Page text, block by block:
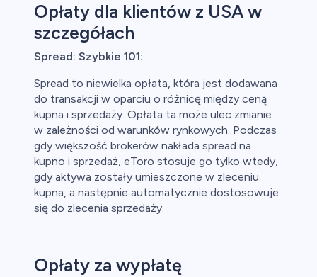
Opłaty dla klientów z USA w
szczegółach
Spread: Szybkie 101:
Spread to niewielka opłata, która jest dodawana
do transakcji w oparciu o różnicę między ceną
kupna i sprzedaży. Opłata ta może ulec zmianie
w zależności od warunków rynkowych. Podczas
gdy większość brokerów nakłada spread na
kupno i sprzedaż, eToro stosuje go tylko wtedy,
gdy aktywa zostały umieszczone w zleceniu
kupna, a następnie automatycznie dostosowuje
się do zlecenia sprzedaży.
Opłaty za wypłatę